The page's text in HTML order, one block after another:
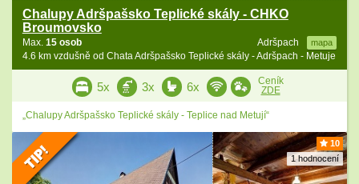
Chalupy Adršpašsko Teplické skály - CHKO
Broumovsko
Adršpach mapa
Max. 15 osob
4.6 km vzdušně od Chata Adršpašsko Teplické skály - Adršpach - Metuje
5x 3x 6x
Ceník
ZDE
„Chalupy Adršpašsko Teplické skály - Teplice nad Metují“
10
1 hodnocení